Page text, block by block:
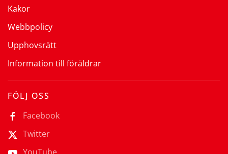
Kakor
Webbpolicy
Upphovsrätt
Information till föräldrar
FÖLJ OSS
Facebook
Twitter